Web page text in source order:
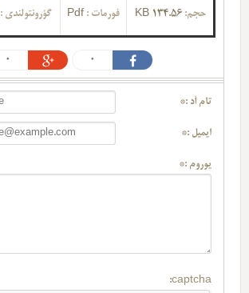
حجم:134.56 KB فورمات : Pdf گؤرونتولندی :
0
0
تام آد :*
ایمیل :*
یوروم :*
captcha: